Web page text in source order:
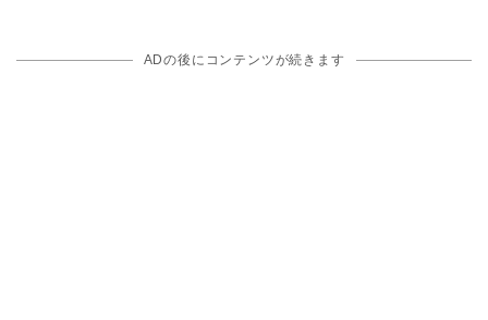
ADの後にコンテンツが続きます